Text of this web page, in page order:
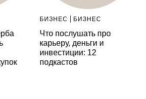
БИЗНЕС БИЗНЕС
Что послушать про
карьеру, деньги и
инвестиции: 12
подкастов